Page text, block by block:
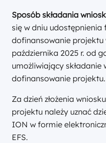
Sposób składania
się w dniu udostępnienia
dofinansowanie projektu
października 2025 r. od
umożliwiający składanie
dofinansowanie projektu.
Za dzień złożenia
projektu należy uznać
ION w formie
EFS.